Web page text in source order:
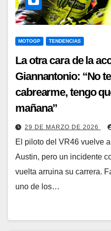
MOTOGP TENDENCIAS
La otra cara de la
Giannantonio: “No
cabrearme, tengo
mañana”
29 DE MARZO DE 2026
El piloto del VR46 vuelve
Austin, pero un incidente
vuelta arruina su carrera.
uno de los…